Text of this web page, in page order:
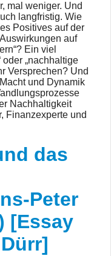
mal weniger. Und
langfristig. Wie
Positives auf der
auf
Ein viel
oder „nachhaltige
Versprechen? Und
und Dynamik
Nachhaltigkeit
Finanzexperte und
das
Peter
[Essay